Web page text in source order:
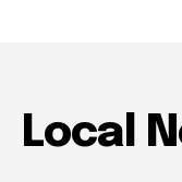
Local